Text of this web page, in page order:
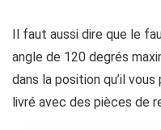
Il faut aussi dire que le
angle de 120 degrés
dans la position qu’il
livré avec des pièces de